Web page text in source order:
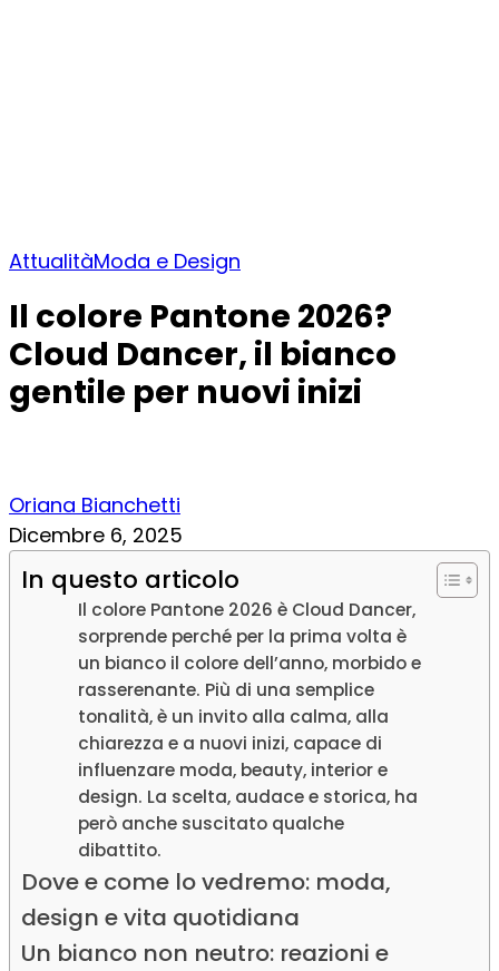
AttualitàModa e Design
Il colore Pantone 2026?
Cloud Dancer, il bianco
gentile per nuovi inizi
Oriana Bianchetti
Dicembre 6, 2025
In questo articolo
Il colore Pantone 2026 è Cloud Dancer,
sorprende perché per la prima volta è
un bianco il colore dell’anno, morbido e
rasserenante. Più di una semplice
tonalità, è un invito alla calma, alla
chiarezza e a nuovi inizi, capace di
influenzare moda, beauty, interior e
design. La scelta, audace e storica, ha
però anche suscitato qualche
dibattito.
Dove e come lo vedremo: moda,
design e vita quotidiana
Un bianco non neutro: reazioni e